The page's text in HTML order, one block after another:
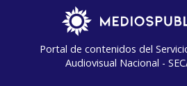
Portal de contenidos del
Audiovisual Nacional -